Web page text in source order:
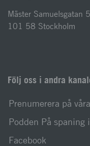
Mäster Samuelsgatan
101 58 Stockholm
Följ oss i andra
Prenumerera på
Podden På spaning
Facebook